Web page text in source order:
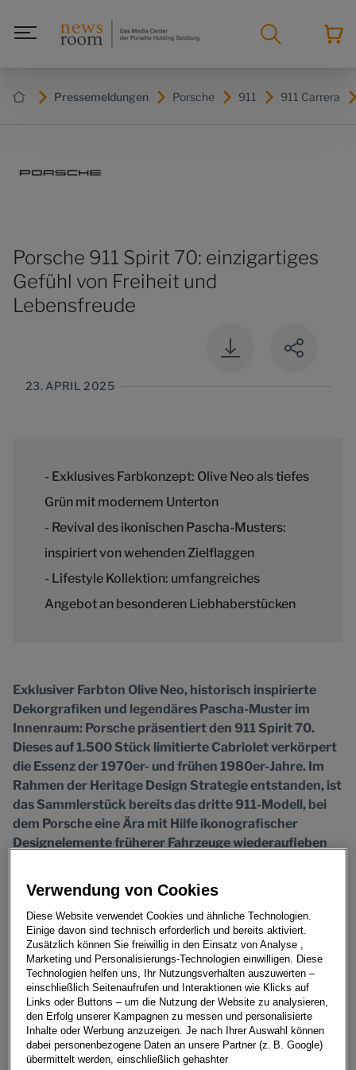
Pressemeldungen Porsche 911 911 Carrera
Porsche 911 Spirit 70: einzigartiges
Gefühl von Freiheit und
Lebensfreude
23. APRIL 2025
- Exklusives Farbkonzept: Olive Neo als tiefes
Grün mit modernem Unterton
- Revival des ikonischen Pascha-Musters:
inspiriert von wehenden Zielflaggen
- Lifestyle Kollektion: umfangreiches
Angebot an besonderen Liebhaberstücken
Exklusiver Farbton Olive Neo, historisch inspirierte
Dekorgrafiken und legendäres Pascha-Muster im
Innenraum: Porsche präsentiert den 911 Spirit 70.
Dieses auf 1.500 Stück limitierte Cabriolet verkörpert
die Essenz der 1970er- und frühen 1980er-Jahre. Im
Rahmen der Heritage Design Strategie entstanden, ist
das Sammlerstück bereits das dritte 911-Modell, bei
dem Porsche eine Ära mit Hilfe ikonografischer
Designelemente früherer Fahrzeuge wiederaufleben
das aktuelle 911 Carrera GTS Cabriolet mit effizienten
Performance-Hybrid. Der neu entwickelte 3,6-Liter-
Boxermotor erreicht im Zusammenspiel mit dem
Hochvoltsystem, dem eTurbo und der E-Maschine im
neuen PDK eine Systemleistung von 398 kW (541 PS)
und 610 Nm. Bestellt werden kann der 911 Spirit 70 ab
sofort zu Preisen ab 311.602 Euro*. Zu den
europäischen Händlern kommt er voraussichtlich ab
Juli 2025, weitere Märkte folgen.
„Die Heritage Design Modelle nehmen innerhalb unserer
Verwendung von Cookies
Diese Website verwendet Cookies und ähnliche Technologien.
Einige davon sind technisch erforderlich und bereits aktiviert.
Zusätzlich können Sie freiwillig in den Einsatz von Analyse ,
Marketing und Personalisierungs-Technologien einwilligen. Diese
Technologien helfen uns, Ihr Nutzungsverhalten auszuwerten –
einschließlich Seitenaufrufen und Interaktionen wie Klicks auf
Links oder Buttons – um die Nutzung der Website zu analysieren,
den Erfolg unserer Kampagnen zu messen und personalisierte
Inhalte oder Werbung anzuzeigen. Je nach Ihrer Auswahl können
dabei personenbezogene Daten an unsere Partner (z. B. Google)
übermittelt werden, einschließlich gehashter